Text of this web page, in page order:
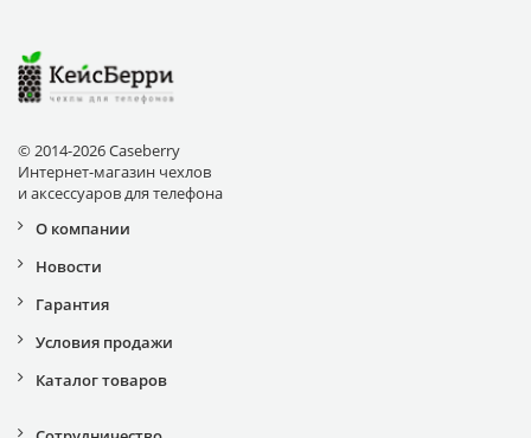
© 2014-2026 Caseberry
Интернет-магазин чехлов
и аксессуаров для телефона
О компании
Новости
Гарантия
Условия продажи
Каталог товаров